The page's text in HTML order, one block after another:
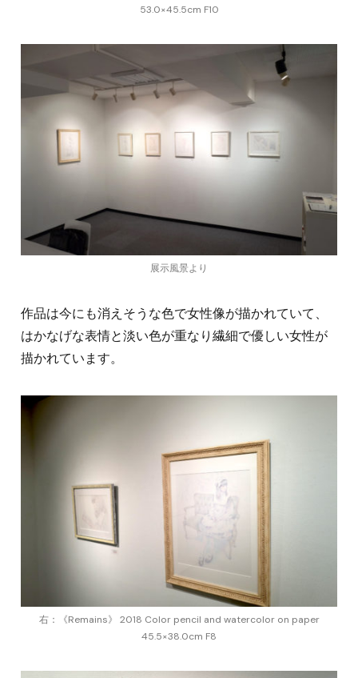
53.0×45.5cm F10
展示風景より
作品は今にも消えそうな色で女性像が描かれていて、
はかなげな表情と淡い色が重なり繊細で優しい女性が
描かれています。
右：《Remains》 2018 Color pencil and watercolor on paper
45.5×38.0cm F8